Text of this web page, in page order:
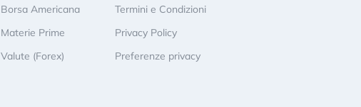
Borsa Americana
Materie Prime
Valute (Forex)
Termini e Condizioni
Privacy Policy
Preferenze privacy